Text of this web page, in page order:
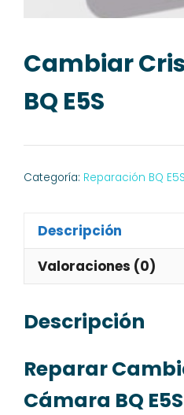
Cambiar
BQ E5S
Categoría: Reparación BQ E5S
Descripción
Valoraciones (0)
Descripción
Reparar
Cámara BQ E5S